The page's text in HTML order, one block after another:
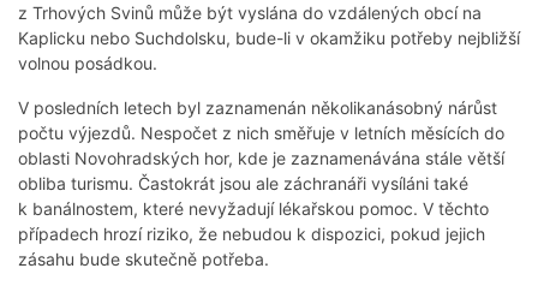
z Trhových Svinů může být vyslána do vzdálených obcí na
Kaplicku nebo Suchdolsku, bude-li v okamžiku potřeby nejbližší
volnou posádkou.
V posledních letech byl zaznamenán několikanásobný nárůst
počtu výjezdů. Nespočet z nich směřuje v letních měsících do
oblasti Novohradských hor, kde je zaznamenávána stále větší
obliba turismu. Častokrát jsou ale záchranáři vysíláni také
k banálnostem, které nevyžadují lékařskou pomoc. V těchto
případech hrozí riziko, že nebudou k dispozici, pokud jejich
zásahu bude skutečně potřeba.